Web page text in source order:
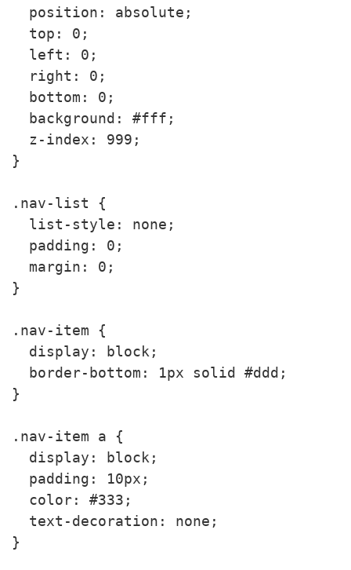
  position: absolute;
  top: 0;
  left: 0;
  right: 0;
  bottom: 0;
  background: #fff;
  z-index: 999;
}
.nav-list {
  list-style: none;
  padding: 0;
  margin: 0;
}
.nav-item {
  display: block;
  border-bottom: 1px solid #ddd;
}
.nav-item a {
  display: block;
  padding: 10px;
  color: #333;
  text-decoration: none;
}